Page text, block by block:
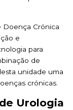
Doença Crónica
e
para
de
unidade uma
crónicas.
Urologia